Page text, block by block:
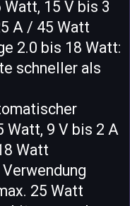
15 V bis 3
A / 45 Watt
2.0 bis 18 Watt:
schneller als
Watt, 9 V bis 2 A
Watt
25 Watt